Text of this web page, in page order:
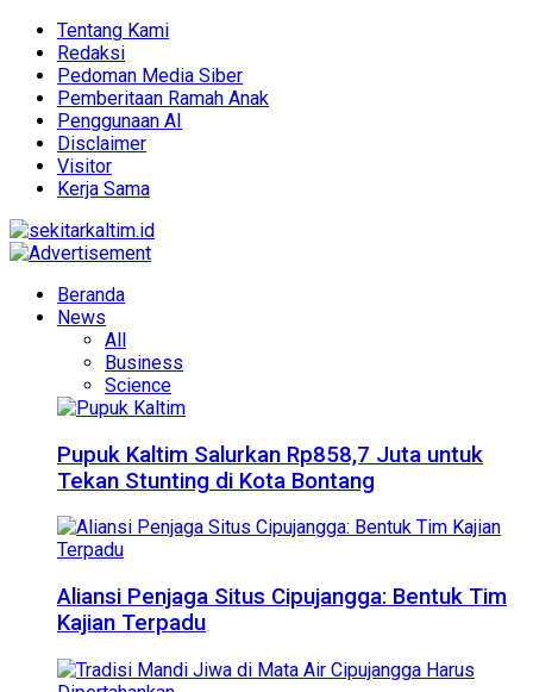
Tentang Kami
Redaksi
Pedoman Media Siber
Pemberitaan Ramah Anak
Penggunaan AI
Disclaimer
Visitor
Kerja Sama
Beranda
News
All
Business
Science
Pupuk Kaltim Salurkan Rp858,7 Juta untuk
Tekan Stunting di Kota Bontang
Aliansi Penjaga Situs Cipujangga: Bentuk Tim
Kajian Terpadu